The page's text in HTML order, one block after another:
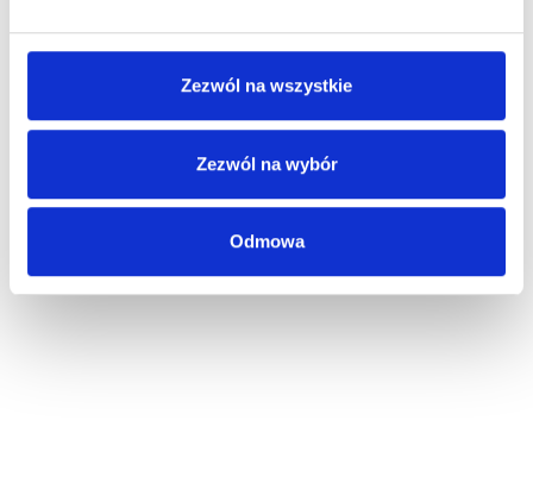
Zezwól na wszystkie
Zezwól na wybór
Odmowa